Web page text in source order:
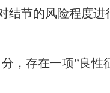
结节的风险程度
存在一项”良性